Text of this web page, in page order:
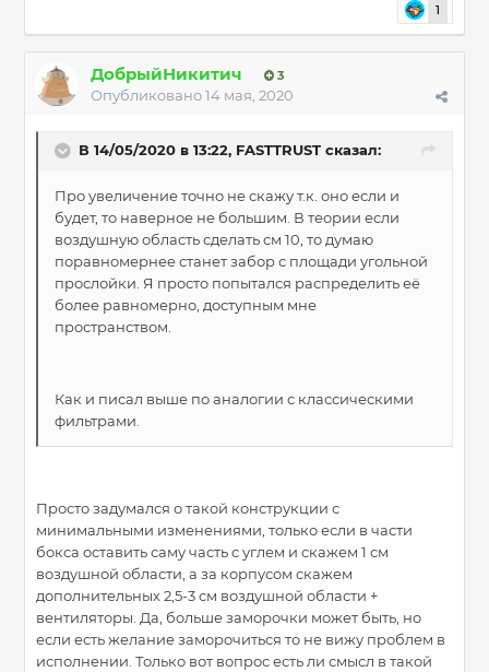
1
ДобрыйНикитич 3
Опубликовано14 мая, 2020
В 14/05/2020 в 13:22, FASTTRUST сказал:
Про увеличение точно не скажу т.к. оно если и
будет, то наверное не большим. В теории если
воздушную область сделать см 10, то думаю
поравномернее станет забор с площади угольной
прослойки. Я просто попытался распределить её
более равномерно, доступным мне
пространством.
Как и писал выше по аналогии с классическими
фильтрами.
Просто задумался о такой конструкции с
минимальными изменениями, только если в части
бокса оставить саму часть с углем и скажем 1 см
воздушной области, а за корпусом скажем
дополнительных 2,5-3 см воздушной области +
вентиляторы. Да, больше заморочки может быть, но
если есть желание заморочиться то не вижу проблем в
исполнении. Только вот вопрос есть ли смысл в такой